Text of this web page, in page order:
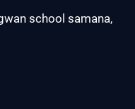
school samana,